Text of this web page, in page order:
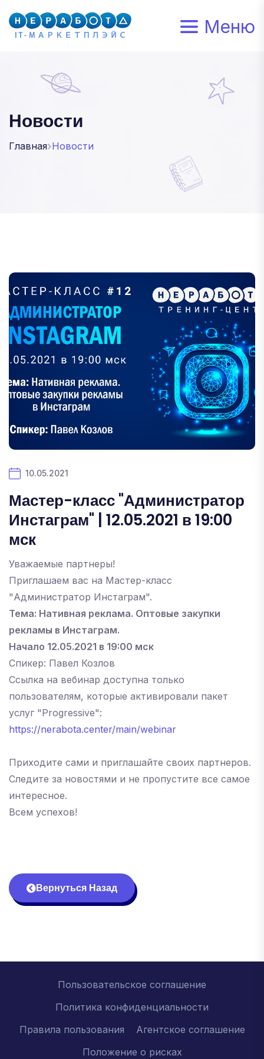
Меню
Новости
Главная Новости
10.05.2021
Мастер-класс "Администратор
Инстаграм" | 12.05.2021 в 19:00
мск
Уважаемые партнеры!
Приглашаем вас на Мастер-класс
"Администратор Инстаграм".
Тема: Нативная реклама. Оптовые закупки
рекламы в Инстаграм.
Начало 12.05.2021 в 19:00 мск
Спикер: Павел Козлов
Ссылка на вебинар доступна только
пользователям, которые активировали пакет
услуг "Progressive":
https://nerabota.center/main/webinar
Приходите сами и приглашайте своих партнеров.
Следите за новостями и не пропустите все самое
интересное.
Всем успехов!
Вернуться Назад
Пользовательское соглашение
Политика конфиденциальности
Правила пользования
Агентское соглашение
Положение о рисках